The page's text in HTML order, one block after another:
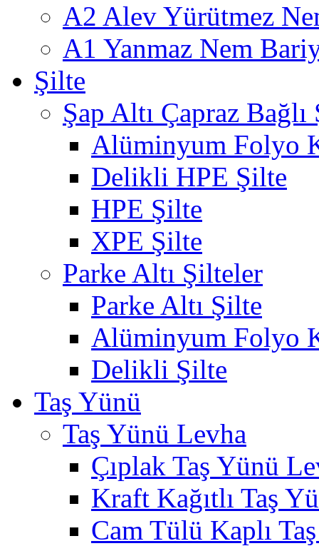
A2 Alev Yürütmez
A1 Yanmaz Nem
Şilte
Şap Altı Çapraz
Alüminyum Folyo
Delikli HPE Şilte
HPE Şilte
XPE Şilte
Parke Altı Şilteler
Parke Altı Şilte
Alüminyum Folyo
Delikli Şilte
Taş Yünü
Taş Yünü Levha
Çıplak Taş Yünü
Kraft Kağıtlı Taş
Cam Tülü Kaplı